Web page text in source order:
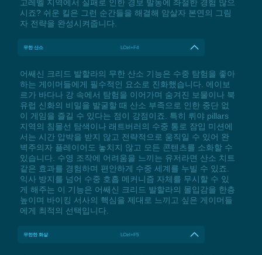
고레벨 지역에서 실패로 인한 경보 발동에 좌절한 경험 많으
시죠? 쉬운 킬은 그런 순간들을 해결해 암살자 본연의 그림
자 전략을 완성시켜줍니다.
무한 산소 LCtrl+F4
어쌔신 크리드 발할라의 무한 산소 기능은 수중 탐험을 좋아
하는 게이머들에게 필수적인 요소로 진화했습니다. 에이보
르가 바다나 강 속에서 탐험을 이어가며 숨겨진 보물이나 북
유럽 신화의 비밀을 발굴할 때 산소 부족으로 인한 중단 없
이 게임을 즐길 수 있다는 점이 강점이죠. 특히 뤼야 pillars
지역의 침몰선 탐색이나 래트버러의 수중 통로 잠입 미션에
서는 시간 압박을 받지 않고 전략적으로 움직일 수 있어 완
벽주의자 플레이어도 놓치지 않고 모든 콘텐츠를 소화할 수
있습니다. 수영 조작에 어려움을 느끼는 유저라면 산소 치트
같은 효과를 경험하며 편안하게 수중 세계를 누빌 수 있죠.
익사 방지를 넘어 수중 호흡 메커니즘 자체를 무시할 수 있
게 해주는 이 기능은 어쌔신 크리드 발할라의 몰입감을 한층
높이며 바이킹 서사의 핵심을 제대로 느끼고 싶은 게이머들
에게 최적의 선택입니다.
무한한 화살 LCtrl+F5